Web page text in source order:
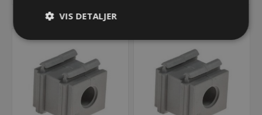
VIS DETALJER